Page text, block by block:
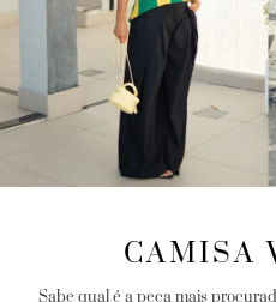
CAMISA
Sabe qual é a peça mais